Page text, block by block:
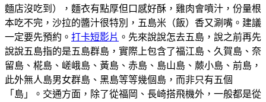
麵店沒吃到），麵衣有點厚但口感好酥，雞肉會噴汁，份量根
本吃不完，沙拉的醬汁很特別，五島米（飯）香又涮嘴。建議
一定要先預約。 打卡短影片 。先來說說怎去五島，說之前再先
說說五島指的是五島群島，實際上包含了福江島、久賀島、奈
留島、椛島、嵯峨島、黃島、赤島、島山島、蕨小島、前島，
此外無人島男女群島、黑島等等幾個島，而非只有五個
「島」。交通方面，除了從福岡、長崎搭飛機外，一般都是從